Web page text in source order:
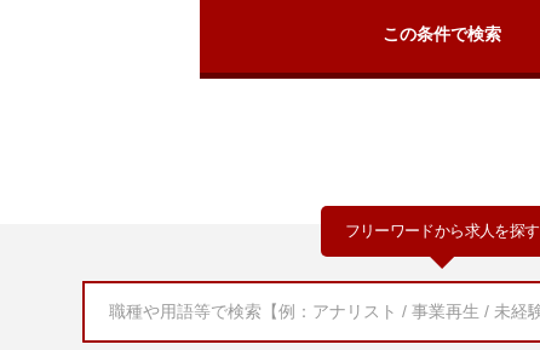
フリーワードから求人を探す